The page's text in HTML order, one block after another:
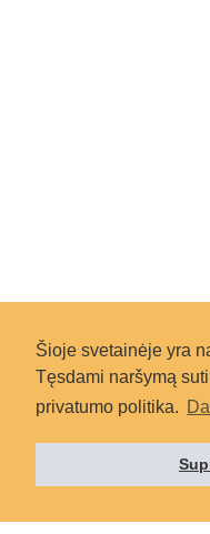
Šioje svetainėje yra
Tęsdami naršymą
privatumo politika.